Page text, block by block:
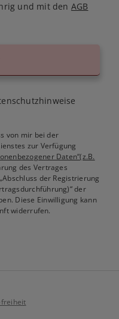
und mit den AGB
von mir bei der
zur Verfügung
Daten“(z.B.
des Vertrages
der Registrierung
der
Diese Einwilligung kann
widerrufen.